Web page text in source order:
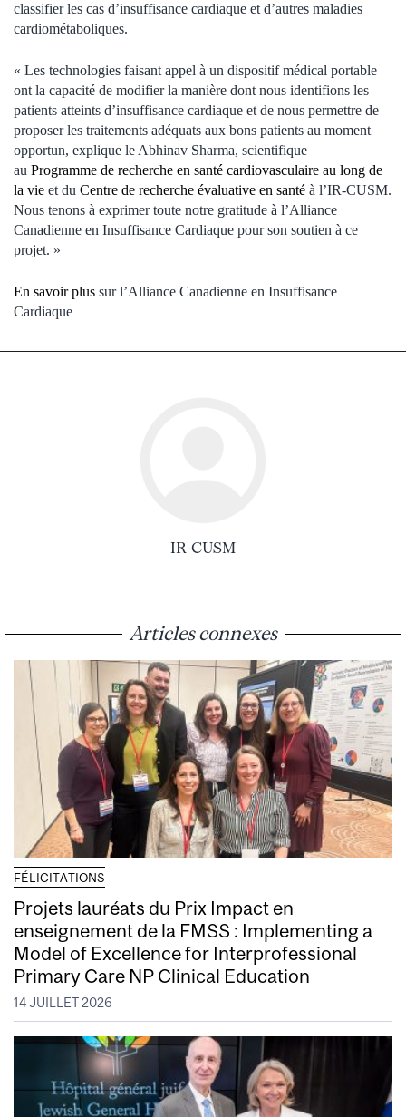
classifier les cas d’insuffisance cardiaque et d’autres maladies
cardiométaboliques.
« Les technologies faisant appel à un dispositif médical portable
ont la capacité de modifier la manière dont nous identifions les
patients atteints d’insuffisance cardiaque et de nous permettre de
proposer les traitements adéquats aux bons patients au moment
opportun, explique le Abhinav Sharma, scientifique
au Programme de recherche en santé cardiovasculaire au long de
la vie et du Centre de recherche évaluative en santé à l’IR-CUSM.
Nous tenons à exprimer toute notre gratitude à l’Alliance
Canadienne en Insuffisance Cardiaque pour son soutien à ce
projet. »
En savoir plus sur l’Alliance Canadienne en Insuffisance
Cardiaque
IR-CUSM
Articles connexes
FÉLICITATIONS
Projets lauréats du Prix Impact en
enseignement de la FMSS : Implementing a
Model of Excellence for Interprofessional
Primary Care NP Clinical Education
14 JUILLET 2026